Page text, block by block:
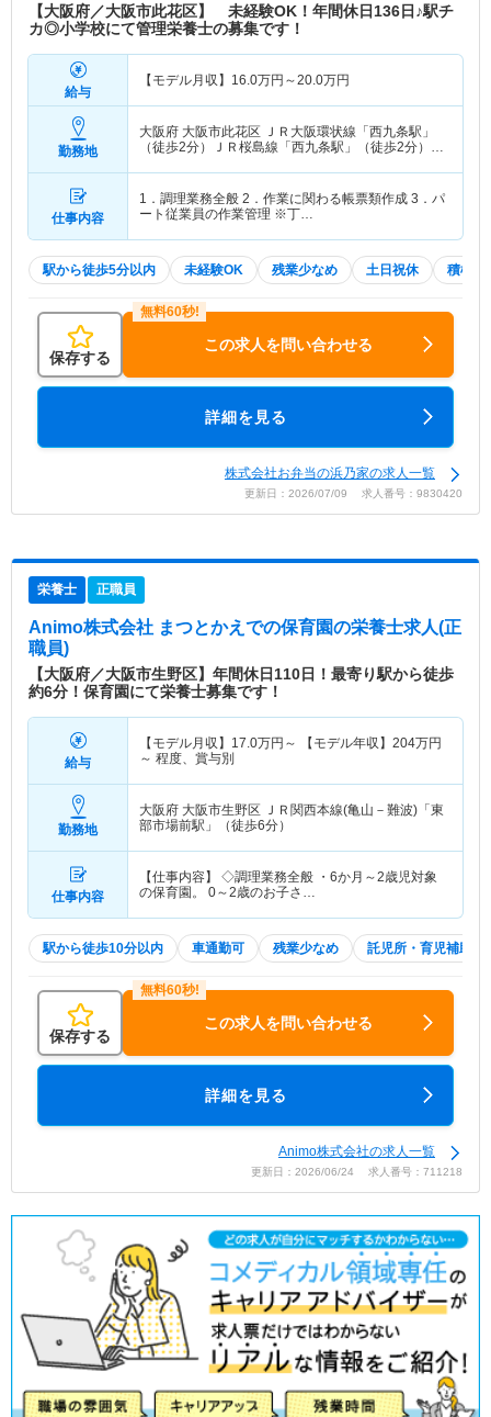
【大阪府／大阪市此花区】 未経験OK！年間休日136日♪駅チ
カ◎小学校にて管理栄養士の募集です！
給与
【モデル月収】 16.0万円～20.0万円
勤務地
大阪府 大阪市此花区 ＪＲ大阪環状線「西九条駅」
（徒歩2分）ＪＲ桜島線「西九条駅」（徒歩2分）
仕事内容
1．調理業務全般 2．作業に関わる帳票類作成 3．パ
ート従業員の作業管理 ※丁…
駅から徒歩5分以内 未経験OK 残業少なめ 土日祝休 積極採
保存する
この求人を問い合わせる
詳細を見る
株式会社お弁当の浜乃家の求人一覧
更新日：2026/07/09 求人番号：9830420
栄養士 正職員
Animo株式会社 まつとかえでの保育園の栄養士求人(正
職員)
【大阪府／大阪市生野区】年間休日110日！最寄り駅から徒歩
約6分！保育園にて栄養士募集です！
給与
【モデル月収】 17.0万円～ 【モデル年収】 204万円
～ 程度、賞与別
勤務地
大阪府 大阪市生野区 ＪＲ関西本線(亀山－難波)「東
部市場前駅」（徒歩6分）
仕事内容
【仕事内容】 ◇調理業務全般 ・6か月～2歳児対象
の保育園。 0～2歳のお子さ…
駅から徒歩10分以内 車通勤可 残業少なめ 託児所・育児補助
保存する
この求人を問い合わせる
詳細を見る
Animo株式会社の求人一覧
更新日：2026/06/24 求人番号：711218